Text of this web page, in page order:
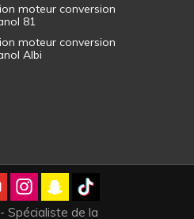
moteur conversion
81
moteur conversion
Albi
Spécialiste de la